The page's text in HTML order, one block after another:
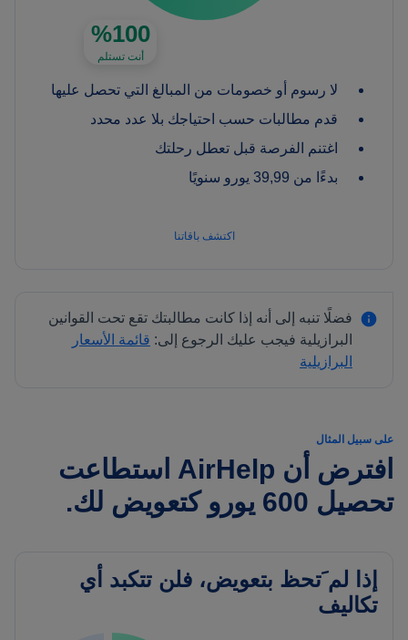
%100
أنت تستلم
لا رسوم أو خصومات من المبالغ التي تحصل عليها
قدم مطالبات حسب احتياجك بلا عدد محدد
اغتنم الفرصة قبل تعطل رحلتك
بدءًا من 39,99 يورو سنويًا
اكتشف باقاتنا
فضلًا تنبه إلى أنه إذا كانت مطالبتك تقع تحت القوانين
البرازيلية فيجب عليك الرجوع إلى: قائمة الأسعار
البرازيلية
على سبيل المثال
افترض أن AirHelp استطاعت
تحصيل 600 يورو كتعويض لك.
إذا لم َتحظ بتعويض، فلن تتكبد أي
تكاليف